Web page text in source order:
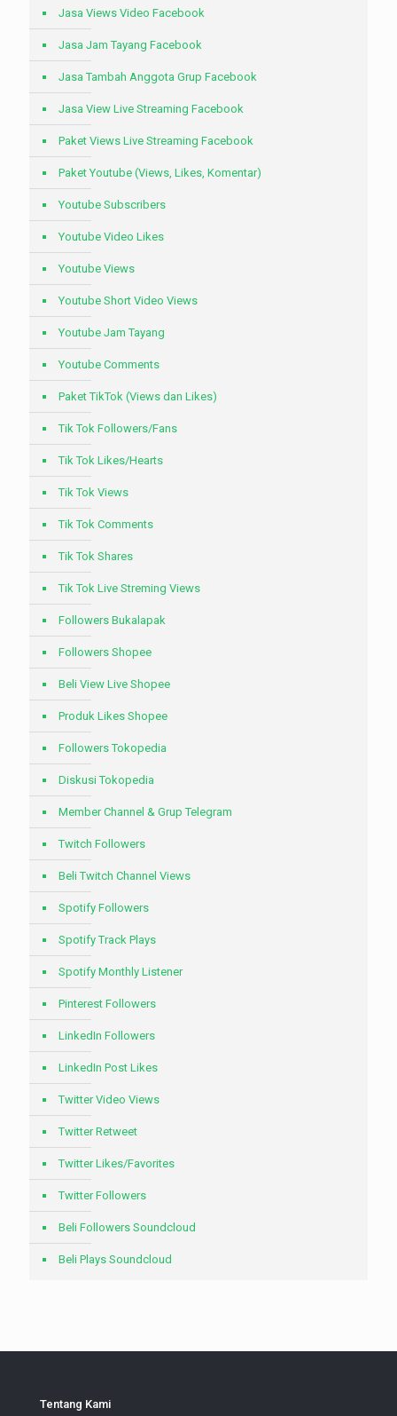
Jasa Views Video Facebook
Jasa Jam Tayang Facebook
Jasa Tambah Anggota Grup Facebook
Jasa View Live Streaming Facebook
Paket Views Live Streaming Facebook
Paket Youtube (Views, Likes, Komentar)
Youtube Subscribers
Youtube Video Likes
Youtube Views
Youtube Short Video Views
Youtube Jam Tayang
Youtube Comments
Paket TikTok (Views dan Likes)
Tik Tok Followers/Fans
Tik Tok Likes/Hearts
Tik Tok Views
Tik Tok Comments
Tik Tok Shares
Tik Tok Live Streming Views
Followers Bukalapak
Followers Shopee
Beli View Live Shopee
Produk Likes Shopee
Followers Tokopedia
Diskusi Tokopedia
Member Channel & Grup Telegram
Twitch Followers
Beli Twitch Channel Views
Spotify Followers
Spotify Track Plays
Spotify Monthly Listener
Pinterest Followers
LinkedIn Followers
LinkedIn Post Likes
Twitter Video Views
Twitter Retweet
Twitter Likes/Favorites
Twitter Followers
Beli Followers Soundcloud
Beli Plays Soundcloud
Tentang Kami